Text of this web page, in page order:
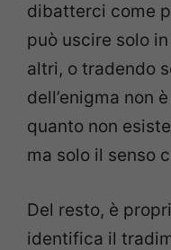
dibatterci come
può uscire solo
altri, o tradendo
dell’enigma non
quanto non
ma solo il senso
Del resto, è
identifica il